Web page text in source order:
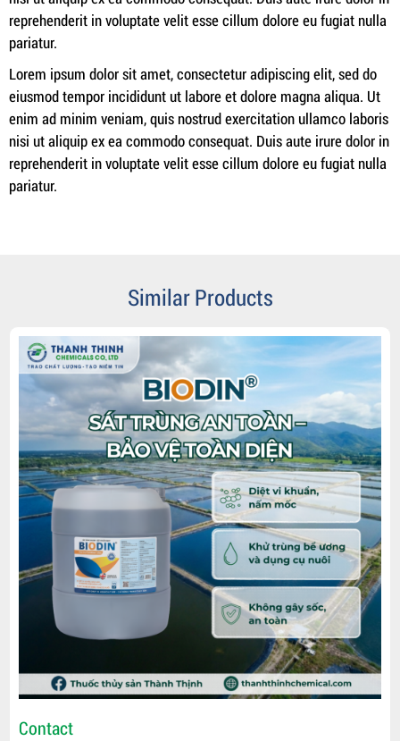
reprehenderit in voluptate velit esse cillum dolore eu fugiat nulla
pariatur.
Lorem ipsum dolor sit amet, consectetur adipiscing elit, sed do
eiusmod tempor incididunt ut labore et dolore magna aliqua. Ut
enim ad minim veniam, quis nostrud exercitation ullamco laboris
nisi ut aliquip ex ea commodo consequat. Duis aute irure dolor in
reprehenderit in voluptate velit esse cillum dolore eu fugiat nulla
pariatur.
Similar Products
Contact